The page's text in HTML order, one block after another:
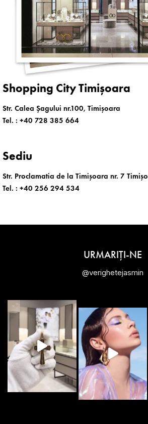
Shopping City Timișoara
Str. Calea Șagului nr.100, Timișoara
Tel. : +40 728 385 664
Sediu
Str. Proclamatia de la Timișoara nr. 7
Tel. : +40 256 294 534
URMARIȚI-NE
@verighetejasmin